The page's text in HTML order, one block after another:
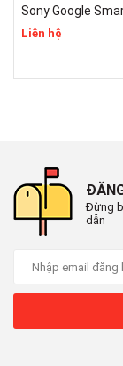
Tần số quét
Công nghệ âm
OTS Lite
Adaptive Sound
Liên hệ
Đừng
dẫn